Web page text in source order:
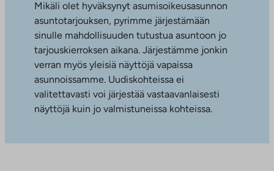
Mikäli olet hyväksynyt asumisoikeusasunnon
asuntotarjouksen, pyrimme järjestämään
sinulle mahdollisuuden tutustua asuntoon jo
tarjouskierroksen aikana. Järjestämme jonkin
verran myös yleisiä näyttöjä vapaissa
asunnoissamme. Uudiskohteissa ei
valitettavasti voi järjestää vastaavanlaisesti
näyttöjä kuin jo valmistuneissa kohteissa.